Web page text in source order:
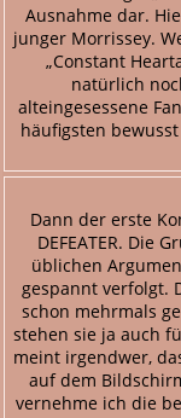
Ausnahme dar.
junger Morrissey.
„Constant
natürlich
alteingesessene
häufigsten
Dann der erste
DEFEATER. Die
üblichen
gespannt verfolgt.
schon mehrmals
stehen sie ja auch
meint irgendwer,
auf dem
vernehme ich die